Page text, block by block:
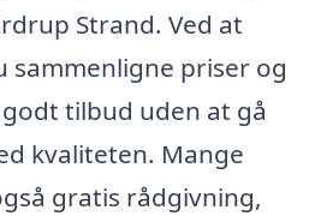
Strand. Ved at
sammenligne priser og
tilbud uden at gå
kvaliteten. Mange
gratis rådgivning,